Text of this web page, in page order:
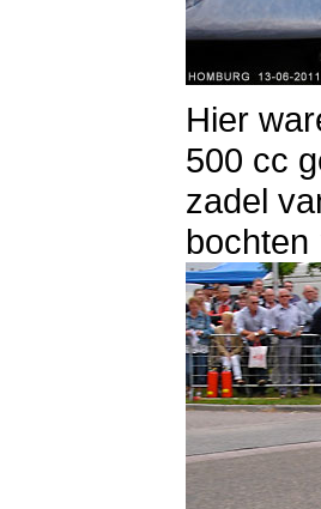
Hier
500 cc
zadel
bochten